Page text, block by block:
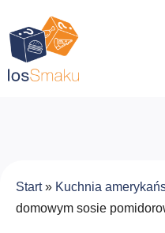
Start» Kuchnia
domowym sosie